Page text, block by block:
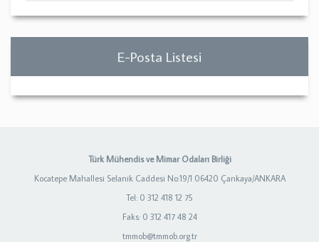
E-Posta Listesi
Türk Mühendis ve Mimar Odaları Birliği
Kocatepe Mahallesi Selanik Caddesi No:19/1 06420 Çankaya/ANKARA
Tel: 0 312 418 12 75
Faks: 0 312 417 48 24
tmmob@tmmob.org.tr